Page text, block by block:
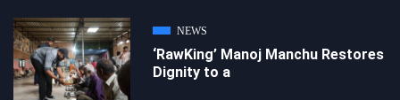
NEWS
‘RawKing’ Manoj Manchu Restores
Dignity to a